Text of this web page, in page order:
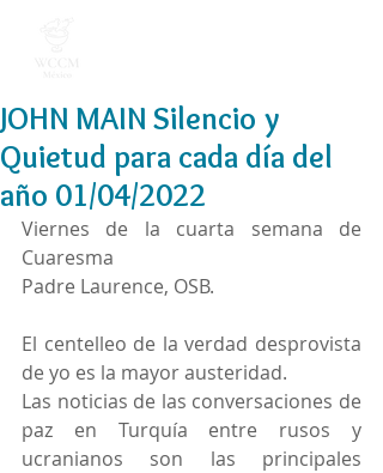
JOHN MAIN Silencio y
Quietud para cada día del
año 01/04/2022
Viernes de la cuarta semana de
Cuaresma
Padre Laurence, OSB.
El centelleo de la verdad desprovista
de yo es la mayor austeridad.
Las noticias de las conversaciones de
paz en Turquía entre rusos y
ucranianos son las principales